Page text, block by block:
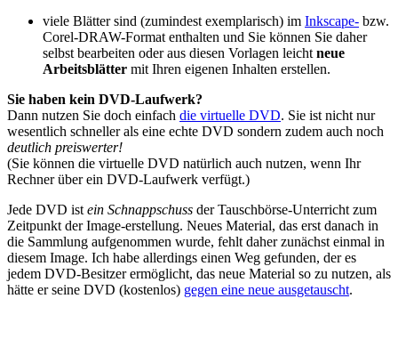
viele Blätter sind (zumindest exemplarisch) im Inkscape- bzw.
Corel-DRAW-Format enthalten und Sie können Sie daher
selbst bearbeiten oder aus diesen Vorlagen leicht neue
Arbeitsblätter mit Ihren eigenen Inhalten erstellen.
Sie haben kein DVD-Laufwerk?
Dann nutzen Sie doch einfach die virtuelle DVD. Sie ist nicht nur
wesentlich schneller als eine echte DVD sondern zudem auch noch
deutlich preiswerter!
(Sie können die virtuelle DVD natürlich auch nutzen, wenn Ihr
Rechner über ein DVD-Laufwerk verfügt.)
Jede DVD ist ein Schnappschuss der Tauschbörse-Unterricht zum
Zeitpunkt der Image-erstellung. Neues Material, das erst danach in
die Sammlung aufgenommen wurde, fehlt daher zunächst einmal in
diesem Image. Ich habe allerdings einen Weg gefunden, der es
jedem DVD-Besitzer ermöglicht, das neue Material so zu nutzen, als
hätte er seine DVD (kostenlos) gegen eine neue ausgetauscht.